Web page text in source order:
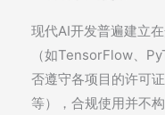
现代AI开发普遍建立
（如TensorFlow、
否遵守各项目的许可
等），合规使用并不构